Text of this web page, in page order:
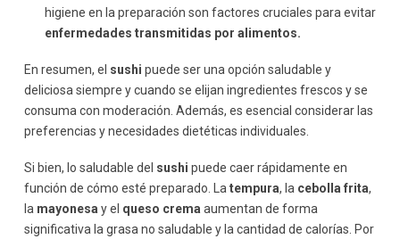
higiene en la preparación son factores cruciales para evitar
enfermedades transmitidas por alimentos.
En resumen, el sushi puede ser una opción saludable y
deliciosa siempre y cuando se elijan ingredientes frescos y se
consuma con moderación. Además, es esencial considerar las
preferencias y necesidades dietéticas individuales.
Si bien, lo saludable del sushi puede caer rápidamente en
función de cómo esté preparado. Latempura, la cebolla frita,
la mayonesa y el queso crema aumentan de forma
significativa la grasa no saludable y la cantidad de calorías. Por